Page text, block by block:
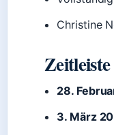
Christine
28.
3. März